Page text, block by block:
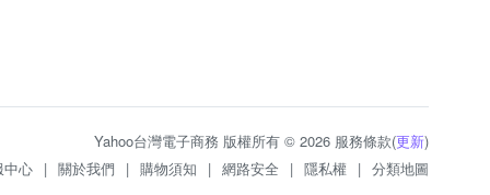
Yahoo台灣電子商務 版權所有 © 2026 服務條款(更新)
中心 | 關於我們 | 購物須知 | 網路安全 | 隱私權 | 分類地圖